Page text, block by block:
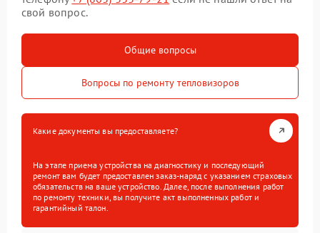
свой вопрос.
Общие вопросы
Вопросы по ремонту тепловизоров
Какие документы вы предоставляете?
На этапе приема устройства на диагностику и последующий
ремонт вам будет предоставлен заказ-наряд с указанием страховых
обязательств на ваше устройство. Далее, после выполнения работ
по ремонту техники, вы получите акт выполненных работ и
гарантийный талон.